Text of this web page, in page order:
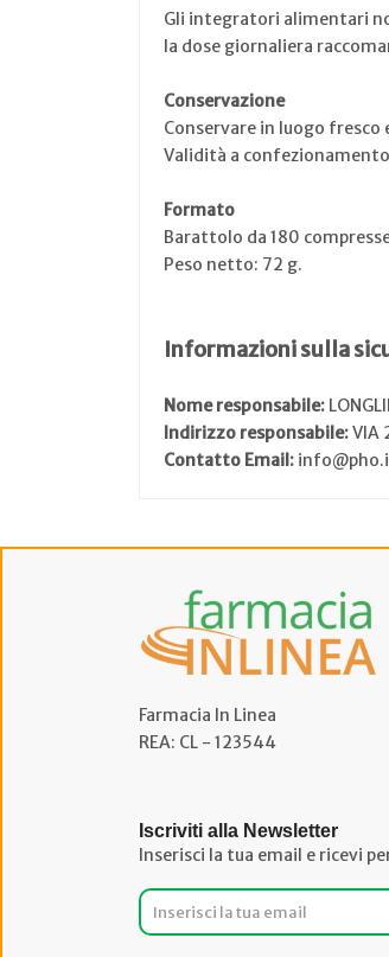
Gli integratori alimentari
la dose giornaliera
Conservazione
Conservare in luogo fresco
Validità a
Formato
Barattolo da 180
Peso netto: 72 g.
Informazioni sulla
Nome responsabile:
Indirizzo responsabile:VIA
Contatto Email:
Farmacia In Linea
REA: CL - 123544
Iscriviti alla Newsletter
Inserisci la tua email e ricevi